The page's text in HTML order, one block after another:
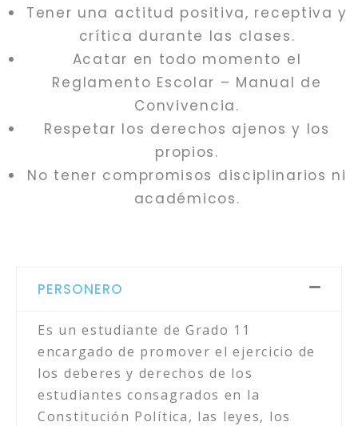
Tener una actitud positiva, receptiva y
crítica durante las clases.
Acatar en todo momento el
Reglamento Escolar – Manual de
Convivencia.
Respetar los derechos ajenos y los
propios.
No tener compromisos disciplinarios ni
académicos.
PERSONERO
Es un estudiante de Grado 11
encargado de promover el ejercicio de
los deberes y derechos de los
estudiantes consagrados en la
Constitución Política, las leyes, los